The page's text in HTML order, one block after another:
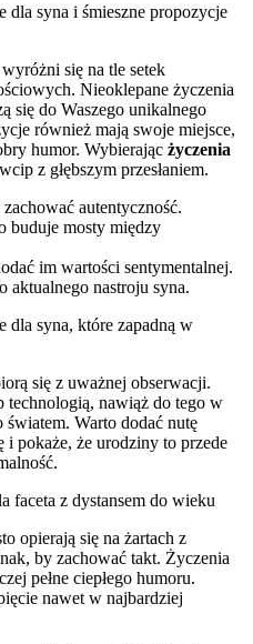
dla syna i śmieszne propozycje
się na tle setek
Nieoklepane życzenia
się do Waszego unikalnego
również mają swoje miejsce,
humor. Wybierając życzenia
z głębszym przesłaniem.
autentyczność.
buduje mosty między
im wartości sentymentalnej.
aktualnego nastroju syna.
dla syna, które zapadną w
się z uważnej obserwacji.
technologią, nawiąż do tego w
światem. Warto dodać nutę
i pokaże, że urodziny to przede
faceta z dystansem do wieku
opierają się na żartach z
by zachować takt. Życzenia
pełne ciepłego humoru.
nawet w najbardziej